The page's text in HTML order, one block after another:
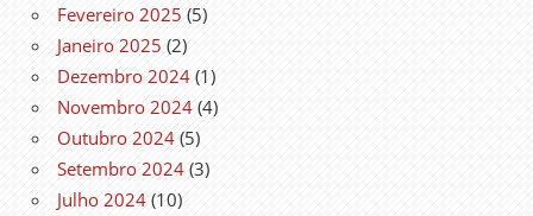
Fevereiro 2025 (5)
Janeiro 2025 (2)
Dezembro 2024 (1)
Novembro 2024 (4)
Outubro 2024 (5)
Setembro 2024 (3)
Julho 2024 (10)